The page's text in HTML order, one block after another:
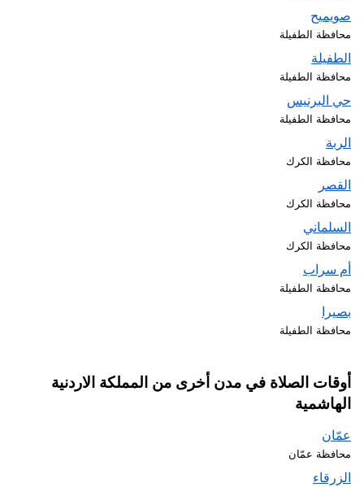
صويميح
محافظة الطفيلة
الطفيلة
محافظة الطفيلة
حي البرنيس
محافظة الطفيلة
الربة
محافظة الكرك
القصر
محافظة الكرك
السلماني
محافظة الكرك
أم سراب
محافظة الطفيلة
بصيرا
محافظة الطفيلة
أوقات الصلاة في مدن أخرى من المملكة الاردنية
الهاشمية
عمّان
محافظة عمّان
الزرقاء